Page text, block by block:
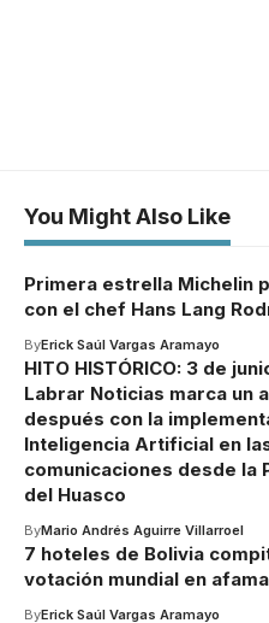
You Might Also Like
Primera estrella Michelin
con el chef Hans Lang
ByErick Saúl Vargas Aramayo
HITO HISTÓRICO: 3 de
Labrar Noticias marca un
después con la
Inteligencia Artificial en
comunicaciones desde la
del Huasco
ByMario Andrés Aguirre Villarroel
7 hoteles de Bolivia
votación mundial en
ByErick Saúl Vargas Aramayo